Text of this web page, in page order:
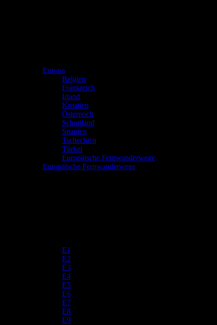
Europa
Belgien
Frankreich
Irland
Kroatien
Österreich
Schottland
Spanien
Tschechien
Türkei
Europäische Fernwanderwege
Europäische Fernwanderwege
E1
E2
E3
E4
E5
E6
E7
E8
E9